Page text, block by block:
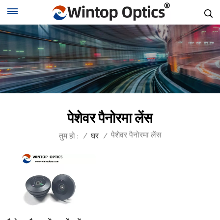
पेशेवर पैनोरमा लेंस
तुम हो : / घर / पेशेवर पैनोरमा लेंस